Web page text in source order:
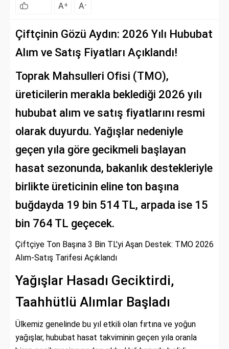
A+ A-
Çiftçinin Gözü Aydın: 2026 Yılı Hububat
Alım ve Satış Fiyatları Açıklandı!
Toprak Mahsulleri Ofisi (TMO),
üreticilerin merakla beklediği 2026 yılı
hububat alım ve satış fiyatlarını resmi
olarak duyurdu. Yağışlar nedeniyle
geçen yıla göre gecikmeli başlayan
hasat sezonunda, bakanlık destekleriyle
birlikte üreticinin eline ton başına
buğdayda 19 bin 514 TL, arpada ise 15
bin 764 TL geçecek.
Çiftçiye Ton Başına 3 Bin TL'yi Aşan Destek: TMO 2026
Alım-Satış Tarifesi Açıklandı
Yağışlar Hasadı Geciktirdi,
Taahhütlü Alımlar Başladı
Ülkemiz genelinde bu yıl etkili olan fırtına ve yoğun
yağışlar, hububat hasat takviminin geçen yıla oranla